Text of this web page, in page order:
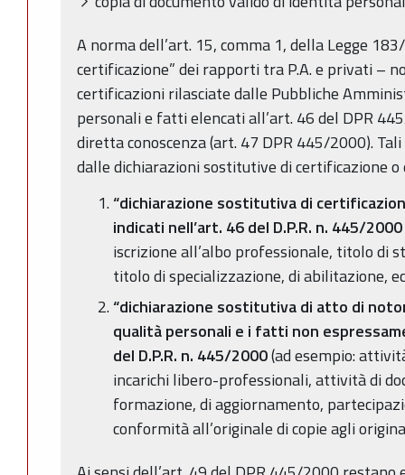
A norma dell’art. 15, comma 1, della Legge
certificazione” dei rapporti tra P.A. e privati –
certificazioni rilasciate dalle Pubbliche
personali e fatti elencati all’art. 46 del DPR
diretta conoscenza (art. 47 DPR 445/2000).
dalle dichiarazioni sostitutive di certificazione
“dichiarazione sostitutiva di
indicati nell’art. 46 del D.P.R. n. 445/2000
iscrizione all’albo professionale, titolo di
titolo di specializzazione, di abilitazione,
“dichiarazione sostitutiva di atto di
qualità personali e i fatti non
del D.P.R. n. 445/2000(ad esempio:
incarichi libero-professionali, attività di
formazione, di aggiornamento,
conformità all’originale di copie agli